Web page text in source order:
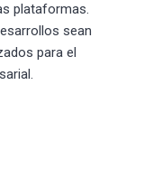
plataformas.
sean
para el